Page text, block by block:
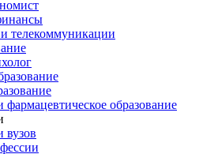
телекоммуникации
образование
вузов